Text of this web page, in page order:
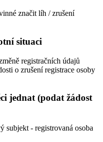
značit líh / zrušení
situaci
registračních údajů
o zrušení registrace osoby
jednat (podat žádost
subjekt - registrovaná osoba